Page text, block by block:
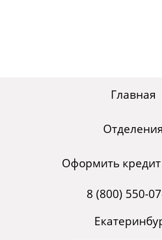
Главная
Отделения
Оформить
8 (800) 550-